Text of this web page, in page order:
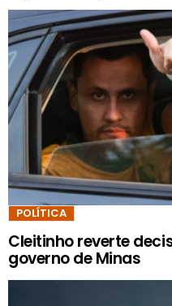
POLÍTICA
Cleitinho reverte
governo de Minas